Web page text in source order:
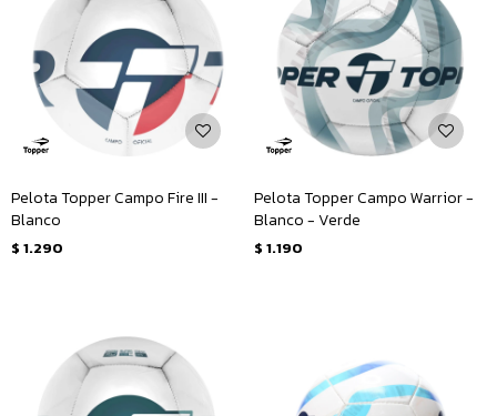
Pelota Topper Campo Fire III -
Blanco
$ 1.290
Pelota Topper Campo Warrior -
Blanco - Verde
$ 1.190